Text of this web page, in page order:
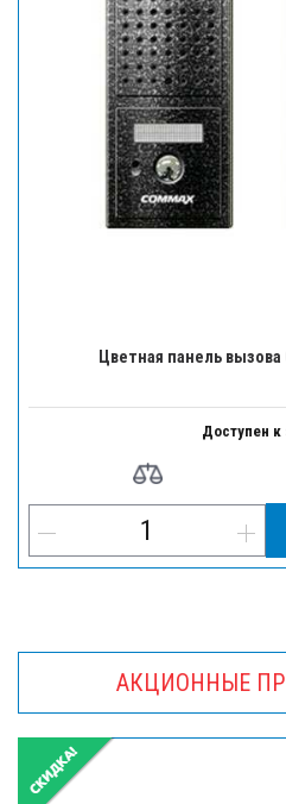
Цветная панель вызова
Доступен к
АКЦИОННЫЕ